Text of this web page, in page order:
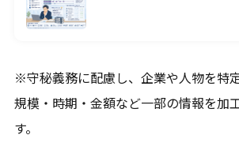
※守秘義務に配慮し、企業や人物を特
規模・時期・金額など一部の情報を加
す。
入金、支払い、返済、採用、
複雑につながった資金の悩
120分のオンライン面談で整